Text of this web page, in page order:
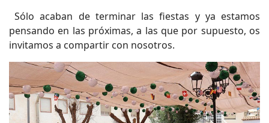
Sólo acaban de terminar las fiestas y ya estamos
pensando en las próximas, a las que por supuesto, os
invitamos a compartir con nosotros.